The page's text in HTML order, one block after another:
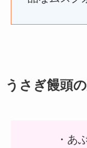
うさぎ饅頭
・あ